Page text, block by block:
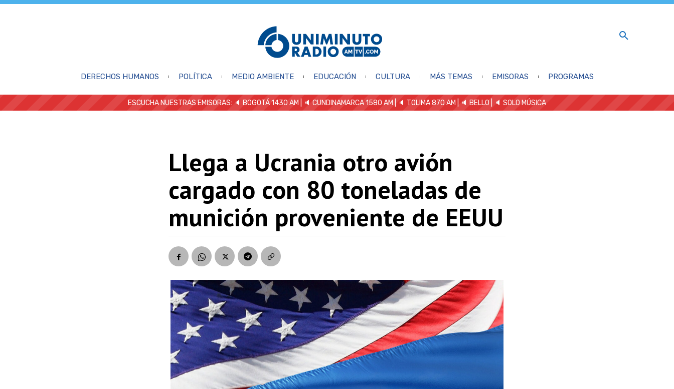
DERECHOS HUMANOS POLÍTICA MEDIO AMBIENTE EDUCACIÓN CULTURA MÁS TEMAS EMISORAS PROGRAMAS
ESCUCHA NUESTRAS EMISORAS: 🔈 BOGOTÁ 1430 AM | 🔈 CUNDINAMARCA 1580 AM | 🔈 TOLIMA 870 AM | 🔈 BELLO 🔈 SOLO MÚSICA
Llega a Ucrania otro avión
cargado con 80 toneladas de
munición proveniente de EEUU